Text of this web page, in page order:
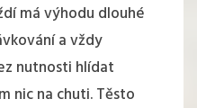
má výhodu dlouhé
a vždy
nutnosti hlídat
nic na chuti. Těsto